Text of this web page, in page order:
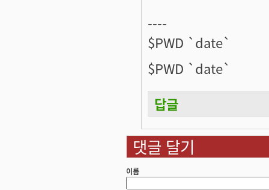
----
$PWD `date`
$PWD `date`
답글
댓글 달기
이름